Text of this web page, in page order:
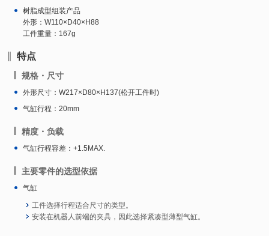
树脂成型组装产品
外形：W110×D40×H88
工件重量：167g
特点
规格・尺寸
外形尺寸：W217×D80×H137(松开工件时)
气缸行程：20mm
精度・负载
气缸行程容差：+1.5MAX.
主要零件的选型依据
气缸
工件选择行程适合尺寸的类型。
安装在机器人前端的夹具，因此选择紧凑型薄型气缸。